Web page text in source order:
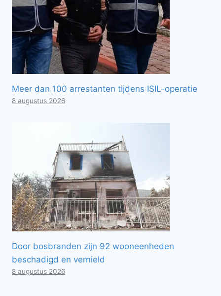
Meer dan 100 arrestanten tijdens ISIL-operatie
8 augustus 2026
Door bosbranden zijn 92 wooneenheden
beschadigd en vernield
8 augustus 2026